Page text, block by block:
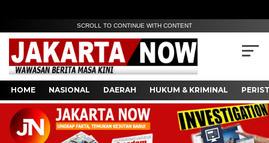
SCROLL TO CONTINUE WITH CONTENT
HOME NASIONAL DAERAH HUKUM & KRIMINAL